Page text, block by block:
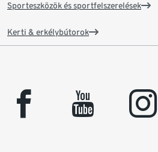
Sporteszközök és sportfelszerelések
Kerti & erkélybútorok
facebook youtube instagram